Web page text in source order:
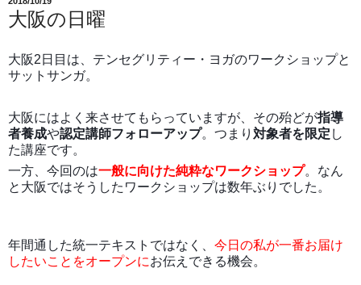
大阪の日曜
大阪2日目は、テンセグリティー・ヨガのワークショップと
サットサンガ。
大阪にはよく来させてもらっていますが、その殆どが指導
者養成や認定講師フォローアップ。つまり 対象者を限定 し
た講座です。
一方、今回のは一般に向けた純粋なワークショップ。なん
と大阪ではそうしたワークショップは数年ぶりでした。
年間通した統一テキストではなく、 今日の私が一番お届け
したいことをオープンにお伝えできる機会。